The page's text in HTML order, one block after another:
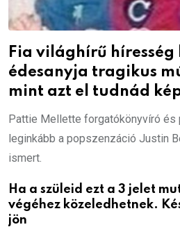
Fia világhírű híresség
édesanyja tragikus
mint azt el tudnád
Pattie Mellette forgatókönyvíró és
leginkább a popszenzáció Justin
ismert.
Ha a szüleid ezt a 3 jelet
végéhez közeledhetnek.
jön